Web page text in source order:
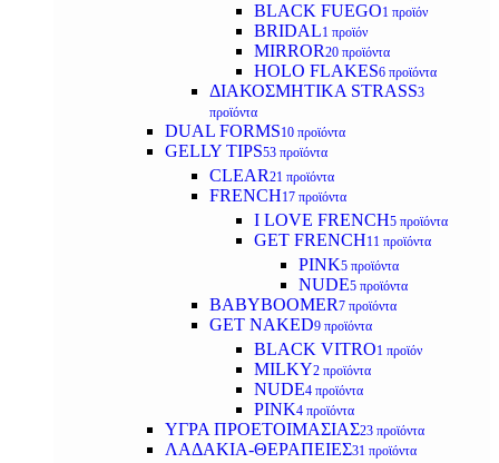
BLACK FUEGO1 προϊόν
BRIDAL1 προϊόν
MIRROR20 προϊόντα
HOLO FLAKES6 προϊόντα
ΔΙΑΚΟΣΜΗΤΙΚΑ STRASS3
προϊόντα
DUAL FORMS10 προϊόντα
GELLY TIPS53 προϊόντα
CLEAR21 προϊόντα
FRENCH17 προϊόντα
I LOVE FRENCH5 προϊόντα
GET FRENCH11 προϊόντα
PINK5 προϊόντα
NUDE5 προϊόντα
BABYBOOMER7 προϊόντα
GET NAKED9 προϊόντα
BLACK VITRO1 προϊόν
MILKY2 προϊόντα
NUDE4 προϊόντα
PINK4 προϊόντα
ΥΓΡΑ ΠΡΟΕΤΟΙΜΑΣΙΑΣ23 προϊόντα
ΛΑΔΑΚΙΑ-ΘΕΡΑΠΕΙΕΣ31 προϊόντα